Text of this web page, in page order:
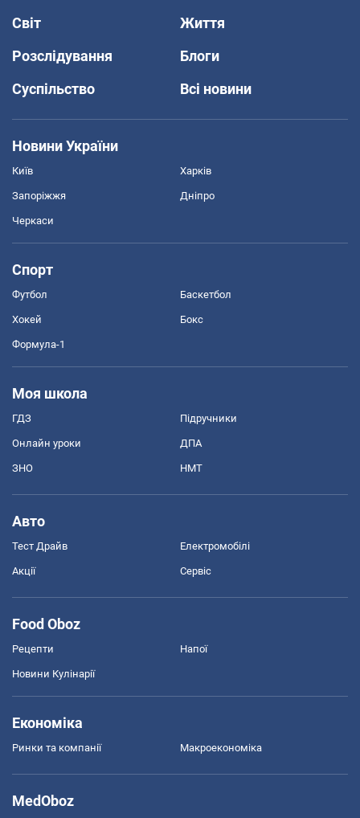
Світ
Життя
Розслідування
Блоги
Суспільство
Всі новини
Новини України
Київ Харків
Запоріжжя Дніпро
Черкаси
Спорт
Футбол Баскетбол
Хокей Бокс
Формула-1
Моя школа
ГДЗ Підручники
Онлайн уроки ДПА
ЗНО НМТ
Авто
Тест Драйв Електромобілі
Акції Сервіс
Food Oboz
Рецепти Напої
Новини Кулінарії
Економіка
Ринки та компанії Макроекономіка
MedOboz